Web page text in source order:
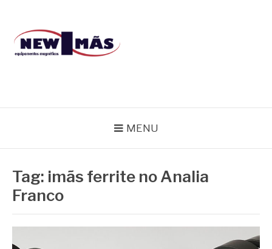
conteúdo
MENU
Tag: imãs ferrite no Analia
Franco